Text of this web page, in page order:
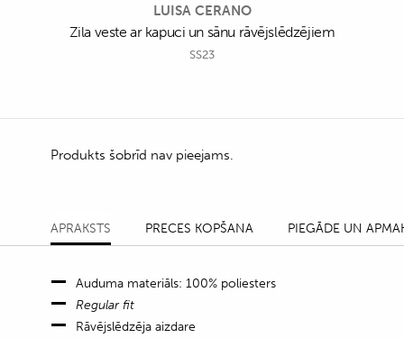
LUISA CERANO
Zila veste ar kapuci un sānu rāvējslēdzējiem
SS23
Produkts šobrīd nav pieejams.
APRAKSTS PRECES KOPŠANA PIEGĀDE UN
Auduma materiāls: 100% poliesters
Regular fit
Rāvējslēdzēja aizdare